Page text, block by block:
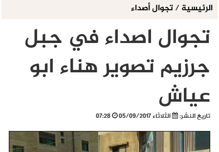
الرئيسية/تجوال أصداء
تجوال اصداء في جبل
جرزيم تصوير هناء ابو
عياش
تاريخ النشر: الثلاثاء 05/09/2017